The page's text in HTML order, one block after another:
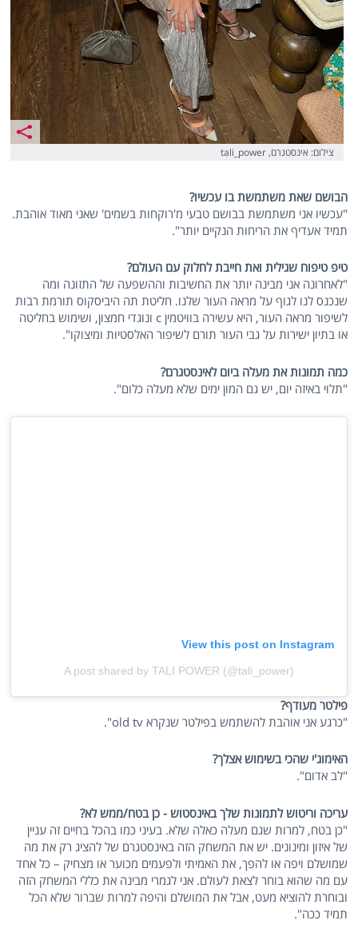
צילום: אינסטגרם, tali_power
הבושם שאת משתמשת בו עכשיו?
"עכשיו אני משתמשת בבושם טבעי מ'רוקחות בשמים' שאני מאוד אוהבת.
תמיד אעדיף את הריחות הנקיים יותר".
טיפ טיפוח שגילית ואת חייבת לחלוק עם העולם?
"לאחרונה אני מבינה יותר את החשיבות וההשפעה של התזונה ומה
שנכנס לנו לגוף על מראה העור שלנו. חליטת תה היביסקוס תורמת רבות
לשיפור מראה העור, היא עשירה בוויטמין c ונוגדי חמצון, ושימוש בחליטה
או בתיון ישירות על גבי העור תורם לשיפור האלסטיות ומיצוקו".
כמה תמונות את מעלה ביום לאינסטגרם?
"תלוי באיזה יום, יש גם המון ימים שלא מעלה כלום".
View this post on Instagram
A post shared by TALI POWER (@tali_power)
פילטר מעודף?
"כרגע אני אוהבת להשתמש בפילטר שנקרא old tv".
האימוג'י שהכי בשימוש אצלך?
"לב אדום".
עריכה וריטוש לתמונות שלך באינסטוש - כן בטח/ממש לא?
"כן בטח, למרות שגם מעלה כאלה שלא. בעיני כמו בהכל בחיים זה עניין
של איזון ומינונים. יש את המשחק הזה באינסטגרם של להציג רק את מה
שמושלם ויפה או להפך, את האמיתי ולפעמים מכוער או מצחיק – כל אחד
עם מה שהוא בוחר לצאת לעולם. אני לגמרי מבינה את כללי המשחק הזה
ובוחרת להוציא מעט, אבל את המושלם והיפה למרות שברור שלא הכל
תמיד ככה".